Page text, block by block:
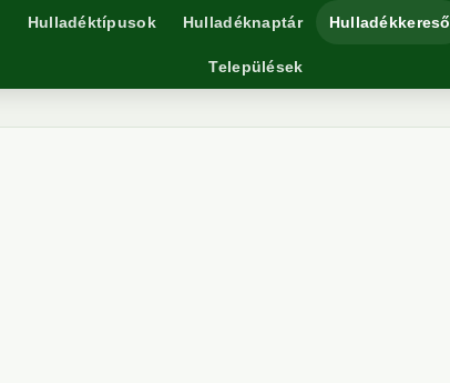
Hulladéktípusok Hulladéknaptár Hulladékkereső
Települések